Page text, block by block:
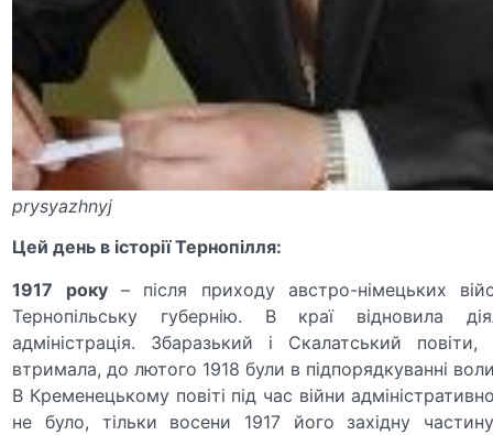
prysyazhnyj
Цей день в історії Тернопілля:
1917 року– після приходу австро-німецьких
Тернопільську губернію. В краї відновила
адміністрація. Збаразький і Скалатський
втримала, до лютого 1918 були в підпорядкуванні
В Кременецькому повіті під час війни
не було, тільки восени 1917 його західну